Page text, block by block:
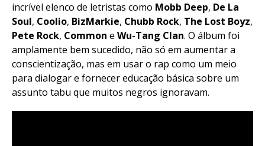
incrível elenco de letristas como Mobb Deep, De La
Soul, Coolio, BizMarkie, Chubb Rock, The Lost Boyz,
Pete Rock, Common e Wu-Tang Clan. O álbum foi
amplamente bem sucedido, não só em aumentar a
conscientização, mas em usar o rap como um meio
para dialogar e fornecer educação básica sobre um
assunto tabu que muitos negros ignoravam.